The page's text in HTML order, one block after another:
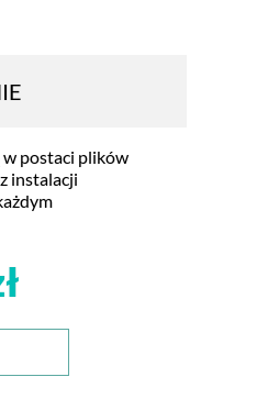
postaci plików
instalacji